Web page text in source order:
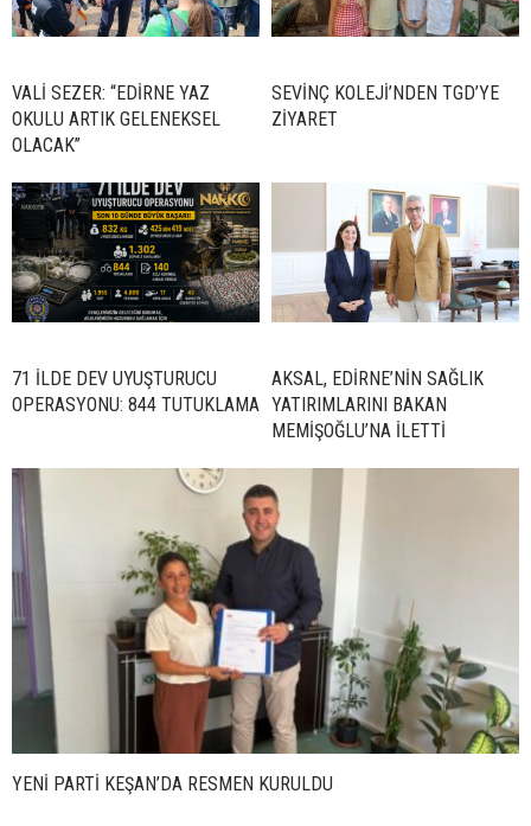
VALİ SEZER: “EDİRNE YAZ
OKULU ARTIK GELENEKSEL
OLACAK”
SEVİNÇ KOLEJİ’NDEN TGD’YE
ZİYARET
71 İLDE DEV UYUŞTURUCU
OPERASYONU: 844 TUTUKLAMA
AKSAL, EDİRNE’NİN SAĞLIK
YATIRIMLARINI BAKAN
MEMİŞOĞLU’NA İLETTİ
YENİ PARTİ KEŞAN’DA RESMEN KURULDU